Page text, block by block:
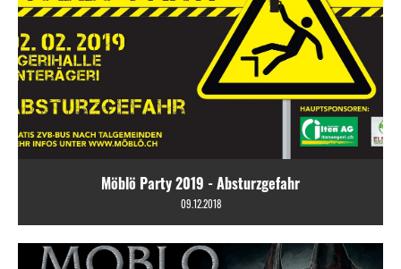
Möblö Party 2019 - Absturzgefahr
09.12.2018